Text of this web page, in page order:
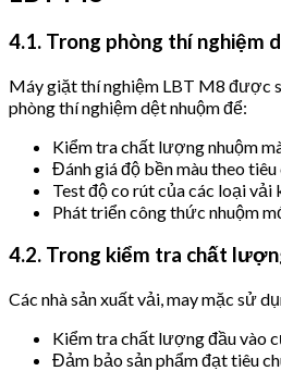
4.1. Trong phòng thí nghiệm
Máy giặt thí nghiệm LBT M8 được
phòng thí nghiệm dệt nhuộm để:
Kiểm tra chất lượng nhuộm
Đánh giá độ bền màu theo tiêu
Test độ co rút của các loại vải
Phát triển công thức nhuộm
4.2. Trong kiểm tra chất
Các nhà sản xuất vải, may mặc sử
Kiểm tra chất lượng đầu vào
Đảm bảo sản phẩm đạt tiêu